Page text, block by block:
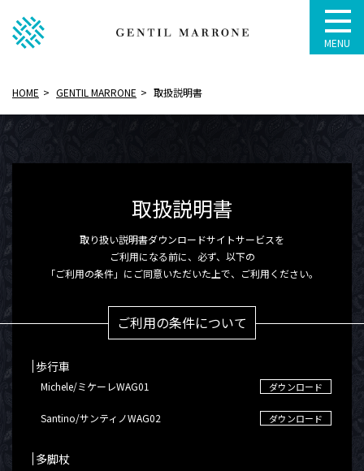
MENU
HOME GENTIL MARRONE 取扱説明書
取扱説明書
取り扱い説明書ダウンロードサイトサービスを
ご利用になる前に、 必ず、以下の
「ご利用の条件」にご同意いただいた上で、ご利用ください。
ご利用の条件について
歩行車
Michele/ミケーレWAG01 ダウンロード
Santino/サンティノWAG02 ダウンロード
多脚杖